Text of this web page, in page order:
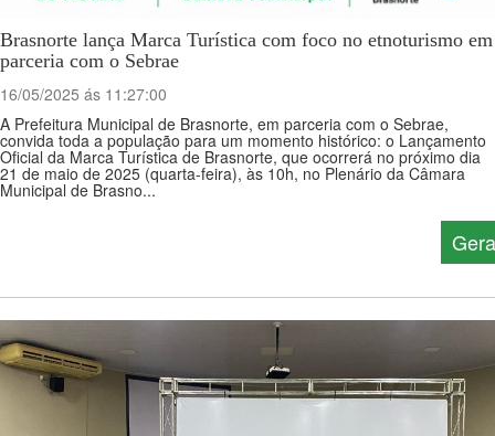
Brasnorte lança Marca Turística com foco no etnoturismo em
parceria com o Sebrae
16/05/2025 ás 11:27:00
A Prefeitura Municipal de Brasnorte, em parceria com o Sebrae,
convida toda a população para um momento histórico: o Lançamento
Oficial da Marca Turística de Brasnorte, que ocorrerá no próximo dia
21 de maio de 2025 (quarta-feira), às 10h, no Plenário da Câmara
Municipal de Brasno...